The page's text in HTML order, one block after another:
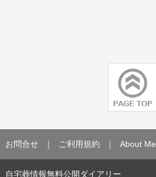
お問合せ ｜ ご利用規約 ｜ About Me
自宅葬情報無料公開ダイアリー